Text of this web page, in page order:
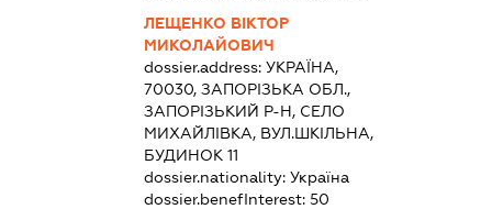
ЛЕЩЕНКО ВІКТОР
МИКОЛАЙОВИЧ
dossier.address: УКРАЇНА,
70030, ЗАПОРІЗЬКА ОБЛ.,
ЗАПОРІЗЬКИЙ Р-Н, СЕЛО
МИХАЙЛІВКА, ВУЛ.ШКІЛЬНА,
БУДИНОК 11
dossier.nationality: Україна
dossier.benefInterest: 50